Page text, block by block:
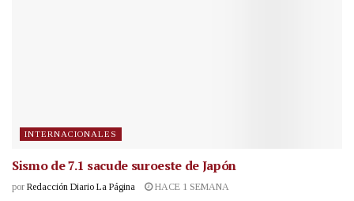
INTERNACIONALES
Sismo de 7.1 sacude suroeste de Japón
por Redacción Diario La Página HACE 1 SEMANA